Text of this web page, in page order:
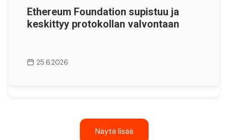
Ethereum Foundation supistuu ja
keskittyy protokollan valvontaan
25.6.2026
Näytä lisää